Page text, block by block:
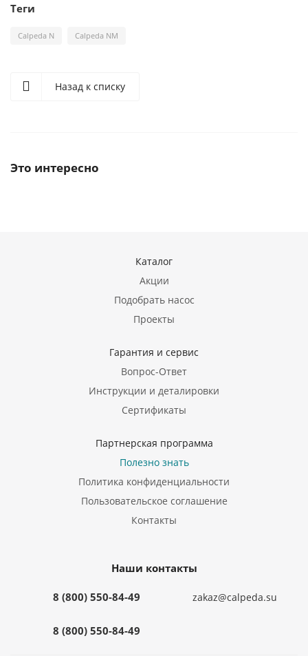
Теги
Calpeda N Calpeda NM
Назад к списку
Это интересно
Каталог
Акции
Подобрать насос
Проекты
Гарантия и сервис
Вопрос-Ответ
Инструкции и деталировки
Сертификаты
Партнерская программа
Полезно знать
Политика конфиденциальности
Пользовательское соглашение
Контакты
Наши контакты
8 (800) 550-84-49
8 (800) 550-84-49
zakaz@calpeda.su